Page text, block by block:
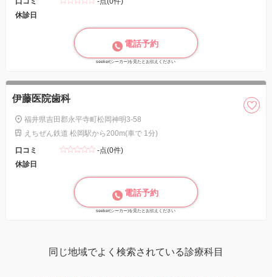
休診日
電話予約
seeker(シーカー)を見たとお伝えください
伊藤医院歯科
福井県吉田郡永平寺町松岡神明3-58
えちぜん鉄道 松岡駅から200m(車で 1分)
口コミ
-点(0件)
休診日
電話予約
seeker(シーカー)を見たとお伝えください
同じ地域でよく検索されている診療科目